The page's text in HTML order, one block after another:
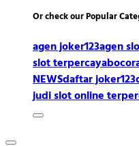
Or check our Popular
agen joker123agen
slot terpercaya
NEWSdaftar joker123
judi slot online